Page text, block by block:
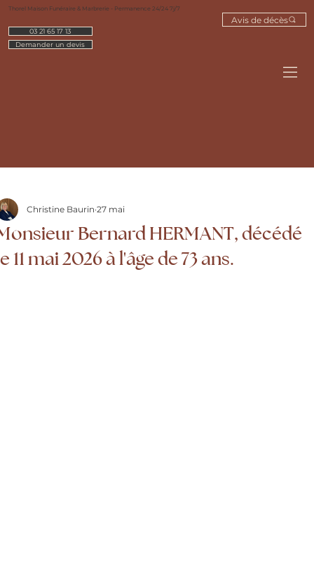
Avis de décès
Thorel Maison Funéraire & Marbrerie - Permanence 24/24 7j/7
03 21 65 17 13
Demander un devis
Bernard HERMANT, décédé
11 mai 2026 à l'âge de 73 ans.
Christine Baurin 27 mai